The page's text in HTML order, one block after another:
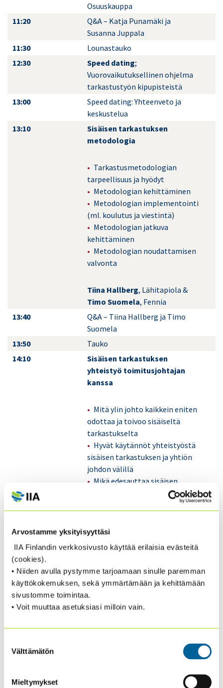
Arvostamme yksityisyyttäsi
IIA Finlandin verkkosivusto käyttää erilaisia evästeitä
(cookies).
• Niiden avulla pystymme tarjoamaan sinulle paremman
käyttökokemuksen, sekä ymmärtämään ja kehittämään
sivustomme toimintaa.
• Voit muuttaa asetuksiasi milloin vain.
valinta
Välttämätön
Mieltymykset
Osuuskauppa
11:20
Q&A – Katja Punamäki ja
Susanna Juppala
11:30
Lounastauko
12:30
Speed dating;
Vuorovaikutuksellinen ohjelma
tarkastustyön kipupisteistä
13:00
Speed dating: Yhteenveto ja
keskustelua
13:10
Sisäisen tarkastuksen
metodologia
Tarkastusmetodologian
tarpeellisuus ja hyödyt
Metodologian kehittäminen
Metodologian implementointi
(ml. koulutus ja viestintä)
Metodologian jatkuva
kehittäminen
Metodologian noudattamisen
valvonta
Tiina Hallberg, Lähitapiola &
Timo Suomela, Fennia
13:40
Q&A – Tiina Hallberg ja Timo
Suomela
13:50
Tauko
14:10
Sisäisen tarkastuksen
yhteistyö toimitusjohtajan
kanssa
Mitä ylin johto kaikkein eniten
odottaa ja toivoo sisäiseltä
tarkastukselta
Hyvät käytännöt yhteistyöstä
sisäisen tarkastuksen ja yhtiön
johdon välillä
Mikä edesauttaa sisäisen
tarkastuksen toimivuutta – miten
yhdessä saamme asiat rullaamaan
Sirkku Karjalainen
Laitinen, Alko
14:40
Leena Laitinen
14:50
Haastattelu, tiedon
luotettavuus ja
päätöksenteko – mikä toimii
Päätöksenteko epävarman tiedon
Tiedon luotettavuuden arviointi